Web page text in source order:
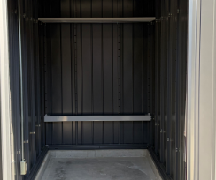
外観 LBタイ
LLタイ